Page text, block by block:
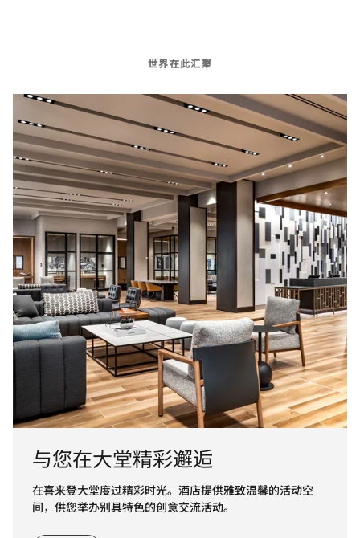
世界在此汇聚
与您在大堂精彩邂逅
在喜来登大堂度过精彩时光。酒店提供雅致温馨的活动空
间，供您举办别具特色的创意交流活动。